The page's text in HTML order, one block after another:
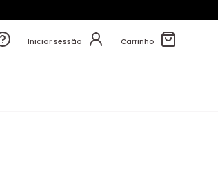
Iniciar sessão Carrinho